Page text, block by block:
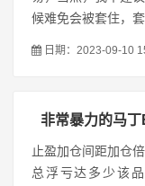
候难免会被套住，
日期：2023-09-10
非常暴力的马丁
止盈加仓间距加仓
总浮亏达多少该